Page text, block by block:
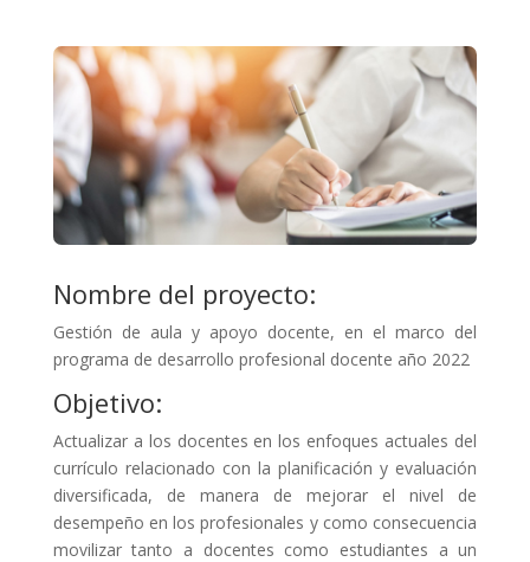
Nombre del proyecto:
Gestión de aula y apoyo docente, en el marco del
programa de desarrollo profesional docente año 2022
Objetivo:
Actualizar a los docentes en los enfoques actuales del
currículo relacionado con la planificación y evaluación
diversificada, de manera de mejorar el nivel de
desempeño en los profesionales y como consecuencia
movilizar tanto a docentes como estudiantes a un